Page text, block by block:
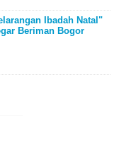
Ibadah Natal"
Beriman Bogor